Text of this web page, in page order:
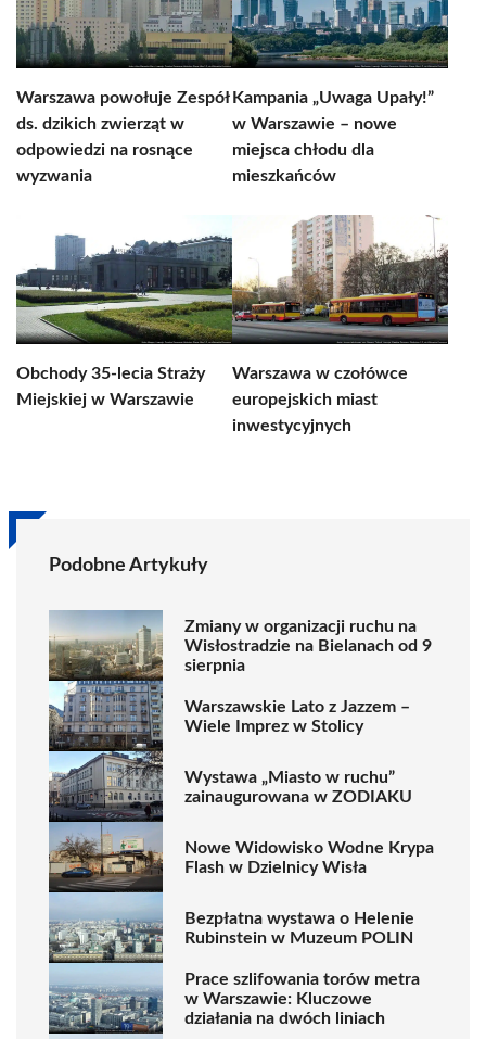
Warszawa powołuje Zespół
ds. dzikich zwierząt w
odpowiedzi na rosnące
wyzwania
Kampania „Uwaga Upały!”
w Warszawie – nowe
miejsca chłodu dla
mieszkańców
Obchody 35-lecia Straży
Miejskiej w Warszawie
Warszawa w czołówce
europejskich miast
inwestycyjnych
Podobne Artykuły
Zmiany w organizacji ruchu na
Wisłostradzie na Bielanach od 9
sierpnia
Warszawskie Lato z Jazzem –
Wiele Imprez w Stolicy
Wystawa „Miasto w ruchu”
zainaugurowana w ZODIAKU
Nowe Widowisko Wodne Krypa
Flash w Dzielnicy Wisła
Bezpłatna wystawa o Helenie
Rubinstein w Muzeum POLIN
Prace szlifowania torów metra
w Warszawie: Kluczowe
działania na dwóch liniach